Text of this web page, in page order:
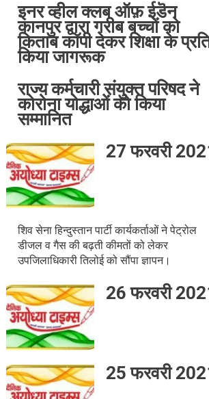
इनर व्हील क्लब ऑफ़ ईडॆन
कानपुर द्वारा गरीब बच्चों को
किताब कॉपी देकर शिक्षा के
किया जागरूक
राज्य कर्मचारी संयुक्त परिषद ने
कोरोना योद्धाओं को किया
सम्मानित
27 फरवरी
शिव सेना हिन्दुस्तान पार्टी कार्यकर्ताओं ने पेट्रोल
डीजल व गैस की बढ़ती कीमतों को लेकर
उपजिलाधिकारी तिलोई को सौंपा ज्ञापन।
26 फरवरी
25 फरवरी